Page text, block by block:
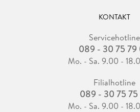
KONTAKT
Servicehotline
089 - 30 75 79
Mo. - Sa. 9.00 -
Filialhotline
089 - 30 75 75
Mo. - Sa. 9.00 -